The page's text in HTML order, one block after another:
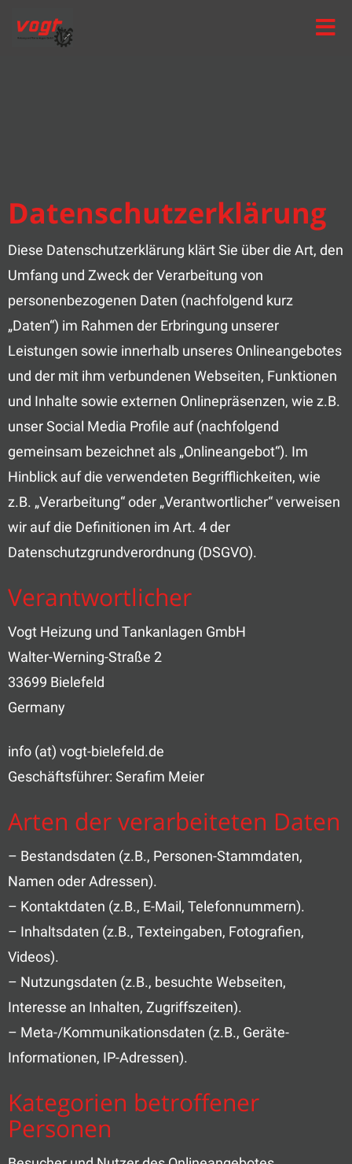
Toggle
Datenschutzerklärung
Diese Datenschutzerklärung klärt Sie über die Art, den
Umfang und Zweck der Verarbeitung von
personenbezogenen Daten (nachfolgend kurz
„Daten“) im Rahmen der Erbringung unserer
Leistungen sowie innerhalb unseres Onlineangebotes
und der mit ihm verbundenen Webseiten, Funktionen
und Inhalte sowie externen Onlinepräsenzen, wie z.B.
unser Social Media Profile auf (nachfolgend
gemeinsam bezeichnet als „Onlineangebot“). Im
Hinblick auf die verwendeten Begrifflichkeiten, wie
z.B. „Verarbeitung“ oder „Verantwortlicher“ verweisen
wir auf die Definitionen im Art. 4 der
Datenschutzgrundverordnung (DSGVO).
Verantwortlicher
Vogt Heizung und Tankanlagen GmbH
Walter-Werning-Straße 2
33699 Bielefeld
Germany
info (at) vogt-bielefeld.de
Geschäftsführer: Serafim Meier
Arten der verarbeiteten Daten
– Bestandsdaten (z.B., Personen-Stammdaten,
Namen oder Adressen).
– Kontaktdaten (z.B., E-Mail, Telefonnummern).
– Inhaltsdaten (z.B., Texteingaben, Fotografien,
Videos).
– Nutzungsdaten (z.B., besuchte Webseiten,
Interesse an Inhalten, Zugriffszeiten).
– Meta-/Kommunikationsdaten (z.B., Geräte-
Informationen, IP-Adressen).
Kategorien betroffener
Personen